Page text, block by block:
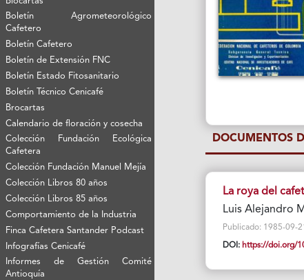
Boletín Agrometeorológico
Cafetero
Boletín Cafetero
Boletín de Extensión FNC
Boletín Estado Fitosanitario
Boletín Técnico Cenicafé
Brocartas
Calendario de floración y cosecha
Colección Fundación Ecológica
Cafetera
Colección Fundación Manuel Mejía
Colección Libros 80 años
Colección Libros 85 años
Comportamiento de la Industria
Finca Cafetera Santander Podcast
Infografías Cenicafé
Informes de Gestión Comité
Antioquía
DOCUMENTOS
La roya del
Luis Alejandro
Publicado: 1985-09-
DOI: https://doi.org/